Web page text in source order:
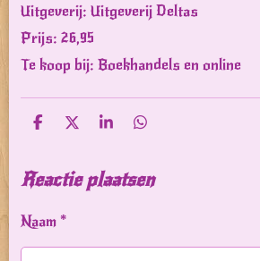
Uitgeverij: Uitgeverij Deltas
Prijs: 26,95
Te koop bij: Boekhandels en online
D
e
n
D
l
S
r
e
D
e
n
Reactie plaatsen
Naam *